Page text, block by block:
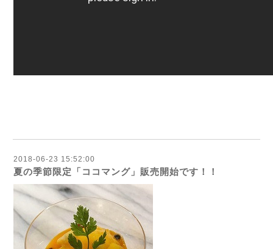
2018-06-23 15:52:00
夏の季節限定「ココマング」販売開始です！！